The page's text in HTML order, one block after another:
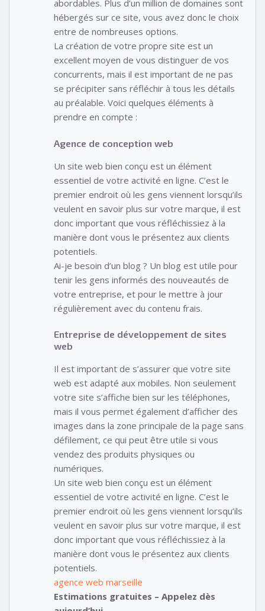
abordables. Plus d’un million de domaines sont
hébergés sur ce site, vous avez donc le choix
entre de nombreuses options.
La création de votre propre site est un
excellent moyen de vous distinguer de vos
concurrents, mais il est important de ne pas
se précipiter sans réfléchir à tous les détails
au préalable. Voici quelques éléments à
prendre en compte :
Agence de conception web
Un site web bien conçu est un élément
essentiel de votre activité en ligne. C’est le
premier endroit où les gens viennent lorsqu’ils
veulent en savoir plus sur votre marque, il est
donc important que vous réfléchissiez à la
manière dont vous le présentez aux clients
potentiels.
Ai-je besoin d’un blog ? Un blog est utile pour
tenir les gens informés des nouveautés de
votre entreprise, et pour le mettre à jour
régulièrement avec du contenu frais.
Entreprise de développement de sites
web
Il est important de s’assurer que votre site
web est adapté aux mobiles. Non seulement
votre site s’affiche bien sur les téléphones,
mais il vous permet également d’afficher des
images dans la zone principale de la page sans
défilement, ce qui peut être utile si vous
vendez des produits physiques ou
numériques.
Un site web bien conçu est un élément
essentiel de votre activité en ligne. C’est le
premier endroit où les gens viennent lorsqu’ils
veulent en savoir plus sur votre marque, il est
donc important que vous réfléchissiez à la
manière dont vous le présentez aux clients
potentiels.
agence web marseille
Estimations gratuites – Appelez dès